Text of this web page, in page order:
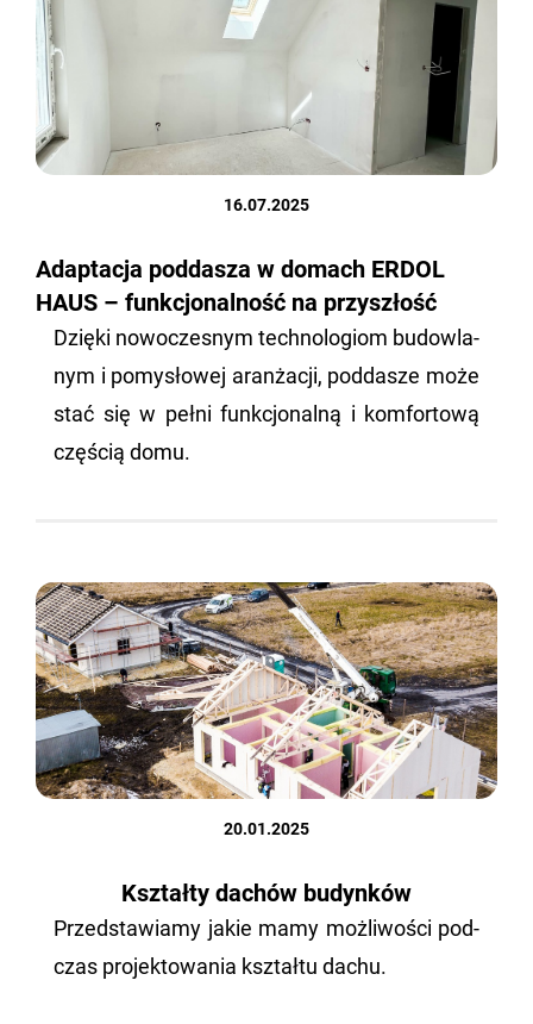
16.07.2025
Adaptacja poddasza w domach ERDOL
HAUS – funkcjonalność na przyszłość
Dzię­ki no­wo­cze­snym tech­no­lo­giom bu­dow­la­
nym i po­my­sło­wej aran­ża­cji, pod­da­sze może
stać się w pełni funk­cjo­nal­ną i kom­for­to­wą
czę­ścią domu.
20.01.2025
Kształty dachów budynków
Przed­sta­wia­my jakie mamy moż­li­wo­ści pod­
czas pro­jek­to­wa­nia kształ­tu dachu.